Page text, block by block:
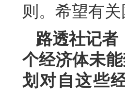
则。希望有
路透社记者
个经济体未
划对自这些